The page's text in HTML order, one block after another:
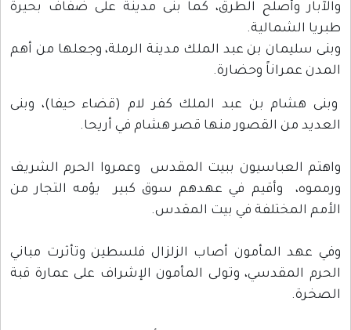
والآبار وأصلح الطرق، كما بنى مدينة على ضفاف بحيرة
طبريا الشمالية.
وبنى سليمان بن عبد الملك مدينة الرملة، وجعلها من أهم
المدن عمراناً وحضارة.
وبنى هشام بن عبد الملك كفر لام (قضاء حيفا)، وبنى
العديد من القصور منها قصر هشام في أريحا.
واهتم العباسيون ببيت المقدس وعمروا الحرم الشريف
ورمموه، وأقيم في عهدهم سوق كبير يؤمه التجار من
الأمم المختلفة في بيت المقدس.
وفي عهد المأمون أصاب الزلزال فلسطين وتأثرت مباني
الحرم المقدسي، وتولى المأمون الإشراف على عمارة قبة
الصخرة.